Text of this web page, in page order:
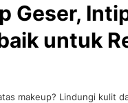
Geser,
untuk
makeup? Lindungi kulit